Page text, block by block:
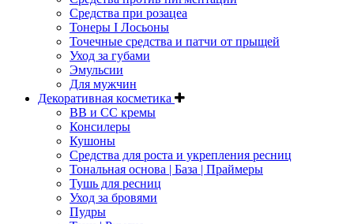
Средства при розацеа
Тонеры I Лосьоны
Точечные средства и патчи от прыщей
Уход за губами
Эмульсии
Для мужчин
Декоративная косметика
ВВ и СС кремы
Консилеры
Кушоны
Средства для роста и укрепления ресниц
Тональная основа | База | Праймеры
Тушь для ресниц
Уход за бровями
Пудры